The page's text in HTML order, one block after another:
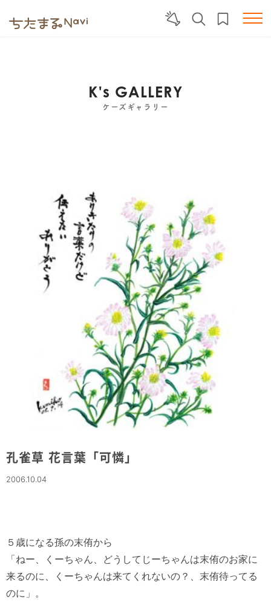
K's GALLERY
ケーズギャラリー
孔雀草 花言葉「可憐」
2006.10.04
５歳になる孫の末侑から
「ねー、くーちゃん、どうしてじーちゃんは末侑のお家に
来るのに、くーちゃんは来てくれないの？、末侑待ってる
のに」。